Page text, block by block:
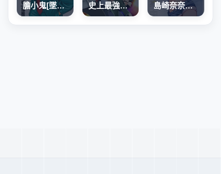
膽小鬼[墜落]前夜之故事 史上最強弟子兼一2 達人篇 島崎奈奈@工作募集中